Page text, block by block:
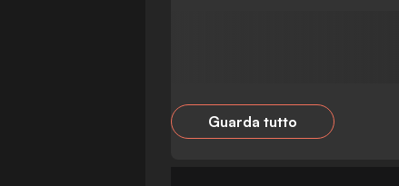
Guarda tutto